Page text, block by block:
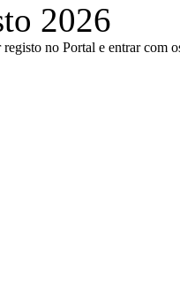
2026
no Portal e entrar com